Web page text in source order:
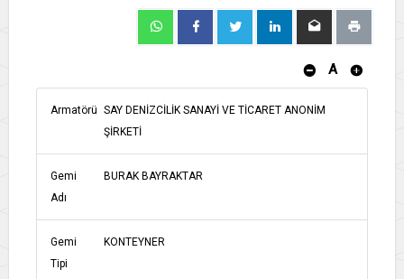
A
Armatörü SAY DENİZCİLİK SANAYİ VE TİCARET ANONİM
ŞİRKETİ
Gemi
Adı
BURAK BAYRAKTAR
Gemi
Tipi
KONTEYNER